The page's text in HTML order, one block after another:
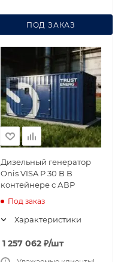
ПОД ЗАКАЗ
Дизельный генератор
Onis VISA P 30 B В
контейнере с АВР
Под заказ
Характеристики
1 257 062 ₽/шт